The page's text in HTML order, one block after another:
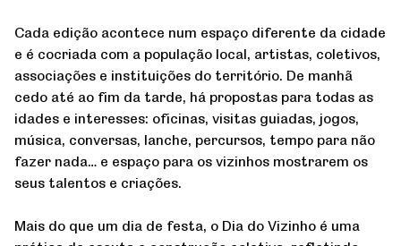
Cada edição acontece num espaço diferente da cidade
e é cocriada com a população local, artistas, coletivos,
associações e instituições do território. De manhã
cedo até ao fim da tarde, há propostas para todas as
idades e interesses: oficinas, visitas guiadas, jogos,
música, conversas, lanche, percursos, tempo para não
fazer nada… e espaço para os vizinhos mostrarem os
seus talentos e criações.
Mais do que um dia de festa, o Dia do Vizinho é uma